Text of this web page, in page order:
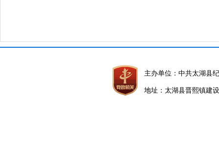
主办单位：中共太湖县
地址：太湖县晋熙镇建